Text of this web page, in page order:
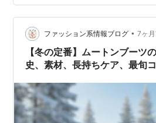
ても着心地の良いウールセータ
vrlo udoban vuneni džemper.」 (
ドバン ヴネニ ヂェンペル) ⇔「
ファッション系情報ブログ • 7ヶ
【冬の定番】ムートンブーツ
史、素材、長持ちケア、最旬